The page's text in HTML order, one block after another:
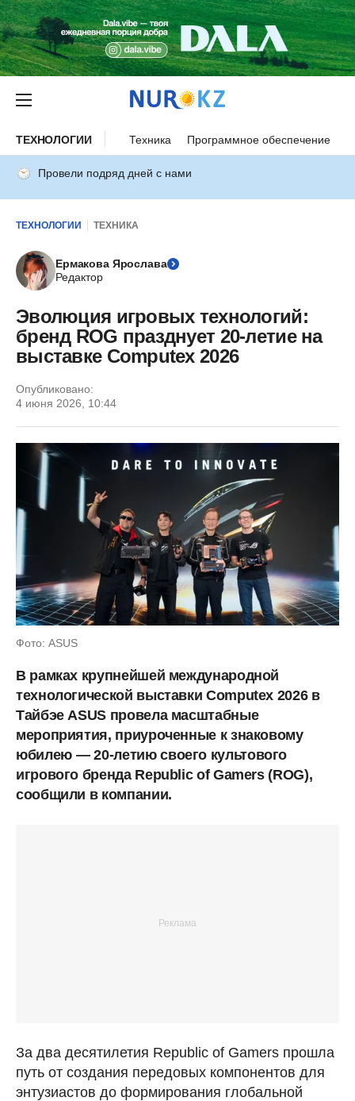
ТЕХНОЛОГИИ Техника Программное обеспечение
Провели подряд дней с нами
ТЕХНОЛОГИИ ТЕХНИКА
Ермакова Ярослава
Редактор
Эволюция игровых технологий:
бренд ROG празднует 20-летие на
выставке Computex 2026
Опубликовано:
4 июня 2026, 10:44
Фото: ASUS
​В рамках крупнейшей международной
технологической выставки Computex 2026 в
Тайбэе ASUS провела масштабные
мероприятия, приуроченные к знаковому
юбилею — 20-летию своего культового
игрового бренда Republic of Gamers (ROG),
сообщили в компании.
За два десятилетия Republic of Gamers прошла
путь от создания передовых компонентов для
энтузиастов до формирования глобальной